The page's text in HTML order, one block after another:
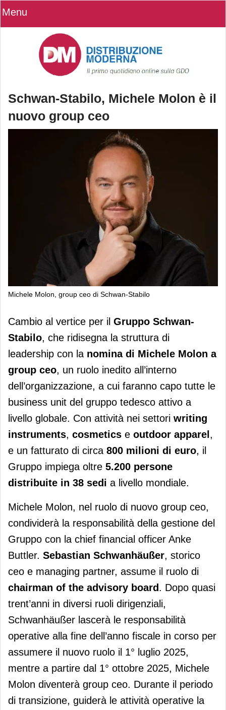
Menu
Schwan-Stabilo, Michele Molon è il
nuovo group ceo
Michele Molon, group ceo di Schwan-Stabilo
Schwan-Stabilo, Michele Molon è il
nuovo group ceo
Cambio al vertice per il Gruppo Schwan-
Stabilo, che ridisegna la struttura di
leadership con la nomina di Michele Molon a
group ceo, un ruolo inedito all’interno
dell’organizzazione, a cui faranno capo tutte le
business unit del gruppo tedesco attivo a
livello globale. Con attività nei settori writing
instruments, cosmetics e outdoor apparel,
e un fatturato di circa 800 milioni di euro, il
Gruppo impiega oltre 5.200 persone
distribuite in 38 sedi a livello mondiale.
Michele Molon, nel ruolo di nuovo group ceo,
condividerà la responsabilità della gestione del
Gruppo con la chief financial officer Anke
Buttler. Sebastian Schwanhäußer, storico
ceo e managing partner, assume il ruolo di
chairman of the advisory board. Dopo quasi
trent’anni in diversi ruoli dirigenziali,
Schwanhäußer lascerà le responsabilità
operative alla fine dell’anno fiscale in corso per
assumere il nuovo ruolo il 1° luglio 2025,
mentre a partire dal 1° ottobre 2025, Michele
Molon diventerà group ceo. Durante il periodo
di transizione, guiderà le attività operative la